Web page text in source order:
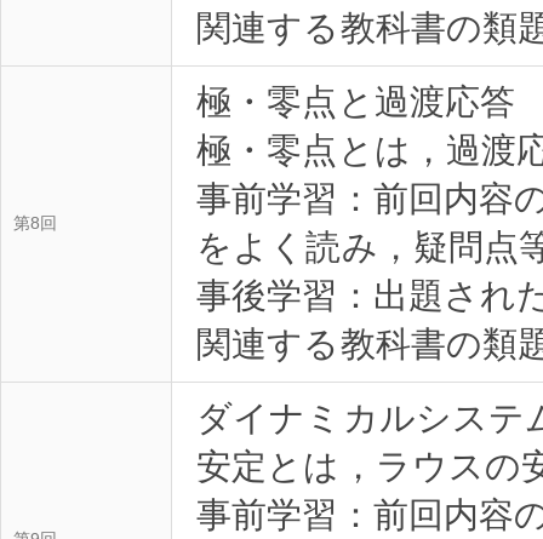
関連する教科書の類
第8回
極・零点と過渡応答
極・零点とは，過渡
事前学習：前回内容
をよく読み，疑問点
事後学習：出題され
関連する教科書の類
ダイナミカルシステ
安定とは，ラウスの
事前学習：前回内容